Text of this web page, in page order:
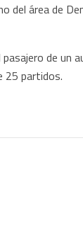
del área de
de un
25 partidos.